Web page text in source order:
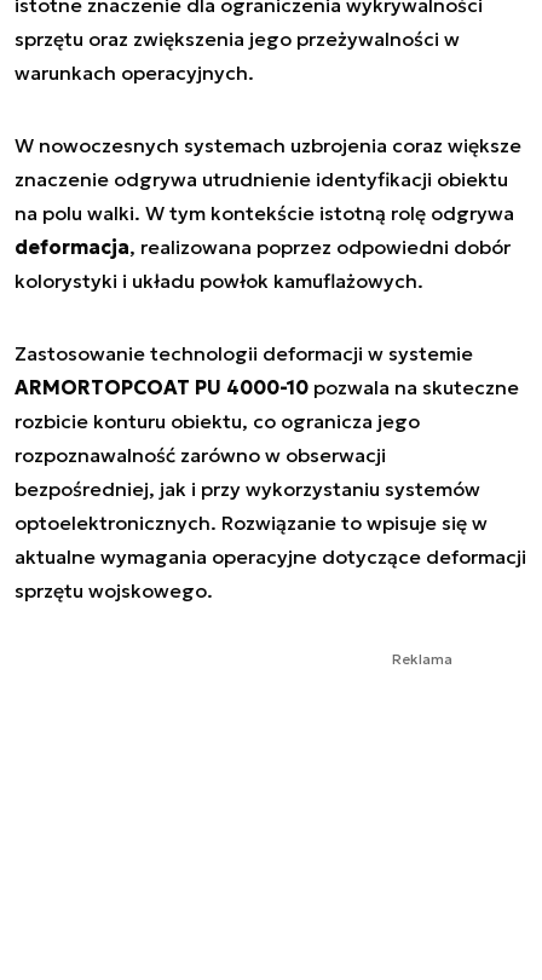
sprzętu oraz zwiększenia jego przeżywalności w
warunkach operacyjnych.
W nowoczesnych systemach uzbrojenia coraz większe
znaczenie odgrywa utrudnienie identyfikacji obiektu
na polu walki. W tym kontekście istotną rolę odgrywa
deformacja, realizowana poprzez odpowiedni dobór
kolorystyki i układu powłok kamuflażowych.
Zastosowanie technologii deformacji w systemie
ARMORTOPCOAT PU 4000-10 pozwala na skuteczne
rozbicie konturu obiektu, co ogranicza jego
rozpoznawalność zarówno w obserwacji
bezpośredniej, jak i przy wykorzystaniu systemów
optoelektronicznych. Rozwiązanie to wpisuje się w
aktualne wymagania operacyjne dotyczące deformacji
sprzętu wojskowego.
Reklama